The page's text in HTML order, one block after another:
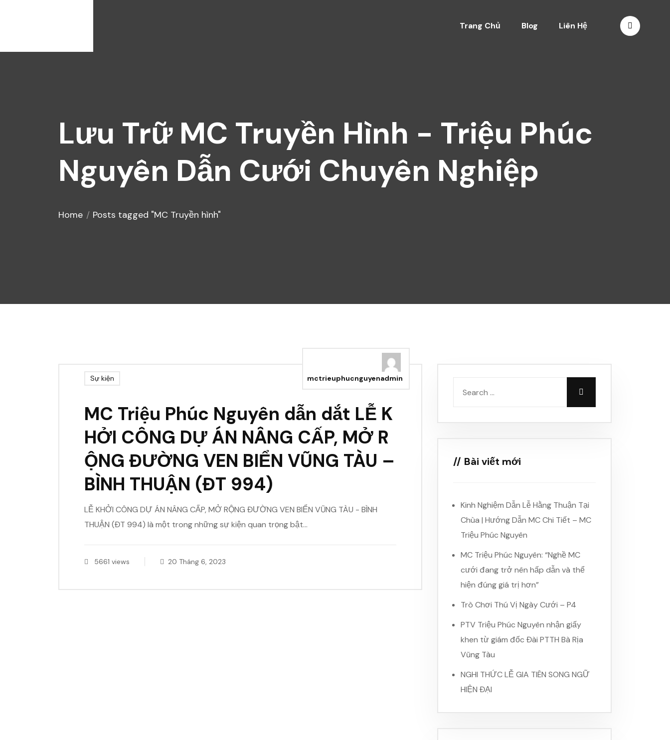
Trang Chủ Blog Liên Hệ
Lưu Trữ MC Truyền Hình - Triệu Phúc
Nguyên Dẫn Cưới Chuyên Nghiệp
Home Posts tagged "MC Truyền hình"
Sự kiện mctrieuphucnguyenadmin
MC Triệu Phúc Nguyên dẫn dắt LỄ K
HỞI CÔNG DỰ ÁN NÂNG CẤP, MỞ R
ỘNG ĐƯỜNG VEN BIỂN VŨNG TÀU –
BÌNH THUẬN (ĐT 994)
LỄ KHỞI CÔNG DỰ ÁN NÂNG CẤP, MỞ RỘNG ĐƯỜNG VEN BIỂN VŨNG TÀU - BÌNH
THUẬN (ĐT 994) là một trong những sự kiện quan trọng bật…
5661 views 20 Tháng 6, 2023
Bài viết mới
Kinh Nghiệm Dẫn Lễ Hằng Thuận Tại
Chùa | Hướng Dẫn MC Chi Tiết – MC
Triệu Phúc Nguyên
MC Triệu Phúc Nguyên: “Nghề MC
cưới đang trở nên hấp dẫn và thể
hiện đúng giá trị hơn”
Trò Chơi Thú Vị Ngày Cưới – P4
PTV Triệu Phúc Nguyên nhận giấy
khen từ giám đốc Đài PTTH Bà Rịa
Vũng Tàu
NGHI THỨC LỄ GIA TIÊN SONG NGỮ
HIỆN ĐẠI